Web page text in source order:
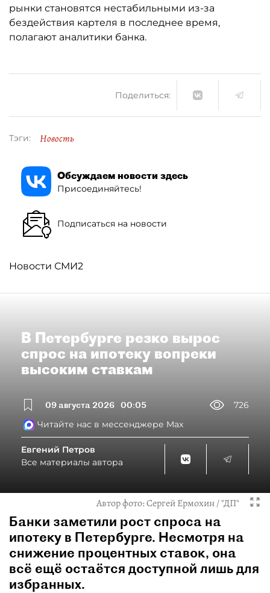
рынки становятся нестабильными из-за
бездействия картеля в последнее время,
полагают аналитики банка.
Поделиться:
Тэги: Новость
Обсуждаем новости здесь
Присоединяйтесь!
Подписаться на новости
Новости СМИ2
В Петербурге резко вырос
спрос на ипотеку вопреки
высоким ставкам
09 августа 2026 00:05
726
Читайте нас в мессенджере Max
Евгений Петров
Все материалы автора
Автор фото:Сергей Ермохин / "ДП"
Банки заметили рост спроса на
ипотеку в Петербурге. Несмотря на
снижение процентных ставок, она
всё ещё остаётся доступной лишь для
избранных.